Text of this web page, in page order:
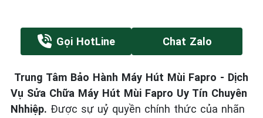
Gọi HotLine Chat Zalo
Trung Tâm Bảo Hành Máy Hút Mùi Fapro - Dịch
Vụ Sửa Chữa Máy Hút Mùi Fapro Uy Tín Chuyên
Nhhiệp. Được sự uỷ quyền chính thức của nhãn